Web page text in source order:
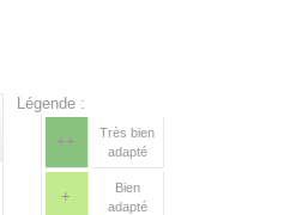
Légende :
++
Très bien
adapté
+
Bien
adapté